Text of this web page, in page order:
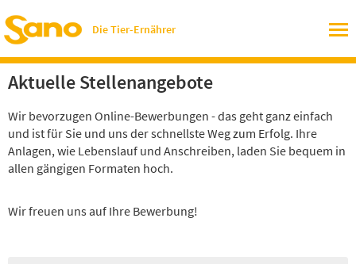
Die Tier-Ernährer
Aktuelle Stellenangebote
Wir bevorzugen Online-Bewerbungen - das geht ganz einfach
und ist für Sie und uns der schnellste Weg zum Erfolg. Ihre
Anlagen, wie Lebenslauf und Anschreiben, laden Sie bequem in
allen gängigen Formaten hoch.
Wir freuen uns auf Ihre Bewerbung!